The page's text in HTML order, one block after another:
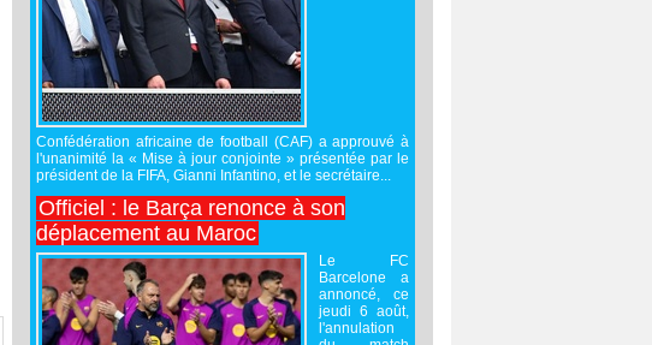
Confédération africaine de football (CAF) a approuvé à
l'unanimité la « Mise à jour conjointe » présentée par le
président de la FIFA, Gianni Infantino, et le secrétaire...
Officiel : le Barça renonce à son
déplacement au Maroc
Le FC
Barcelone a
annoncé, ce
jeudi 6 août,
l'annulation